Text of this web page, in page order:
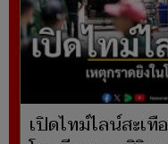
เปิดไทม์ไลน์สะเ